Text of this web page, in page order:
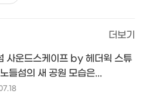
더보기
사운드스케이프 by 헤더윅 스튜
들섬의 새 공원 모습은...